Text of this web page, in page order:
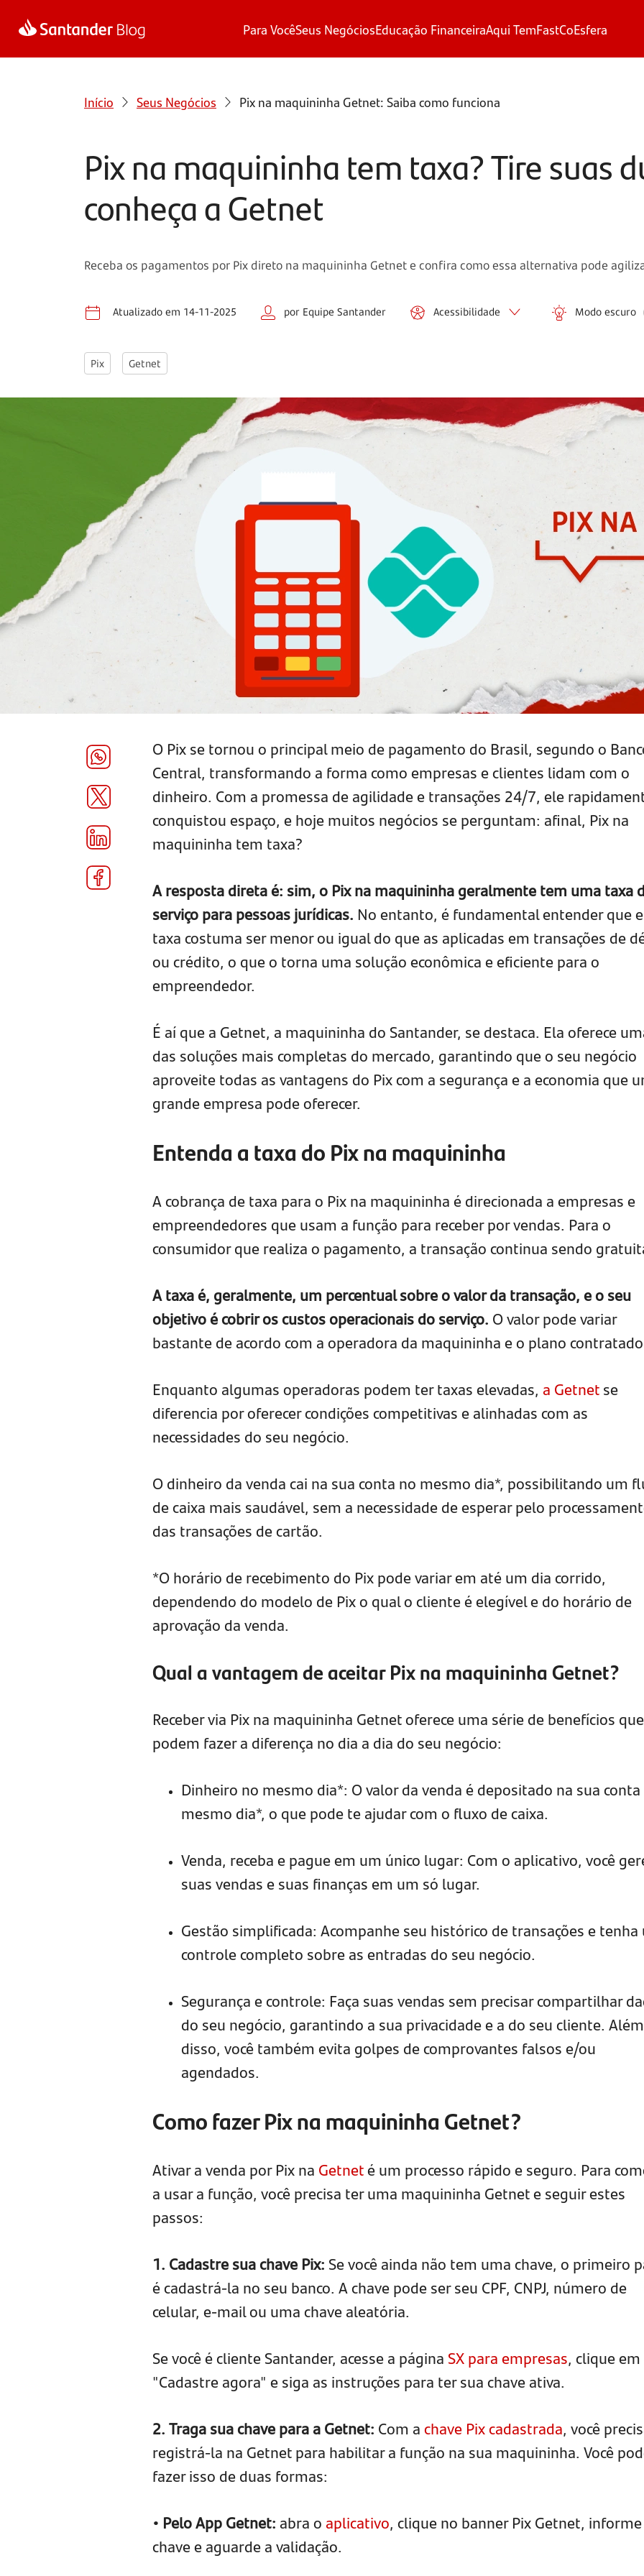
Para VocêSeus NegóciosEducação FinanceiraAqui TemFastCoEsfera
Início Seus Negócios Pix na maquininha Getnet: Saiba como funciona
Pix na maquininha tem taxa? Tire suas
conheça a Getnet
Receba os pagamentos por Pix direto na maquininha Getnet e confira como essa alternativa pode
Atualizado em 14-11-2025 por Equipe Santander Acessibilidade Modo escuro
Pix Getnet
O Pix se tornou o principal meio de pagamento do Brasil, segundo o
Central, transformando a forma como empresas e clientes lidam com o
dinheiro. Com a promessa de agilidade e transações 24/7, ele
conquistou espaço, e hoje muitos negócios se perguntam: afinal, Pix na
maquininha tem taxa?
A resposta direta é: sim, o Pix na maquininha geralmente tem uma taxa
serviço para pessoas jurídicas. No entanto, é fundamental entender que
taxa costuma ser menor ou igual do que as aplicadas em transações de
ou crédito, o que o torna uma solução econômica e eficiente para o
empreendedor.
É aí que a Getnet, a maquininha do Santander, se destaca. Ela oferece
das soluções mais completas do mercado, garantindo que o seu negócio
aproveite todas as vantagens do Pix com a segurança e a economia que
grande empresa pode oferecer.
Entenda a taxa do Pix na maquininha
A cobrança de taxa para o Pix na maquininha é direcionada a empresas e
empreendedores que usam a função para receber por vendas. Para o
consumidor que realiza o pagamento, a transação continua sendo
A taxa é, geralmente, um percentual sobre o valor da transação, e o seu
objetivo é cobrir os custos operacionais do serviço. O valor pode variar
bastante de acordo com a operadora da maquininha e o plano
Enquanto algumas operadoras podem ter taxas elevadas, a Getnetse
diferencia por oferecer condições competitivas e alinhadas com as
necessidades do seu negócio.
O dinheiro da venda cai na sua conta no mesmo dia*, possibilitando um
de caixa mais saudável, sem a necessidade de esperar pelo
das transações de cartão.
*O horário de recebimento do Pix pode variar em até um dia corrido,
dependendo do modelo de Pix o qual o cliente é elegível e do horário de
aprovação da venda.
Qual a vantagem de aceitar Pix na maquininha Getnet?
Receber via Pix na maquininha Getnet oferece uma série de benefícios que
podem fazer a diferença no dia a dia do seu negócio:
Dinheiro no mesmo dia*: O valor da venda é depositado na sua
mesmo dia*, o que pode te ajudar com o fluxo de caixa.
Venda, receba e pague em um único lugar: Com o aplicativo, você
suas vendas e suas finanças em um só lugar.
Gestão simplificada: Acompanhe seu histórico de transações e tenha
controle completo sobre as entradas do seu negócio.
Segurança e controle: Faça suas vendas sem precisar compartilhar
do seu negócio, garantindo a sua privacidade e a do seu cliente. Além
disso, você também evita golpes de comprovantes falsos e/ou
agendados.
Como fazer Pix na maquininha Getnet?
Ativar a venda por Pix na Getneté um processo rápido e seguro. Para
a usar a função, você precisa ter uma maquininha Getnet e seguir estes
passos:
1. Cadastre sua chave Pix: Se você ainda não tem uma chave, o primeiro
é cadastrá-la no seu banco. A chave pode ser seu CPF, CNPJ, número de
celular, e-mail ou uma chave aleatória.
Se você é cliente Santander, acesse a página SX para empresas, clique em
"Cadastre agora" e siga as instruções para ter sua chave ativa.
2. Traga sua chave para a Getnet: Com achave Pix cadastrada, você
registrá-la na Getnet para habilitar a função na sua maquininha. Você
fazer isso de duas formas:
• Pelo App Getnet: abra o aplicativo, clique no banner Pix Getnet,
chave e aguarde a validação.